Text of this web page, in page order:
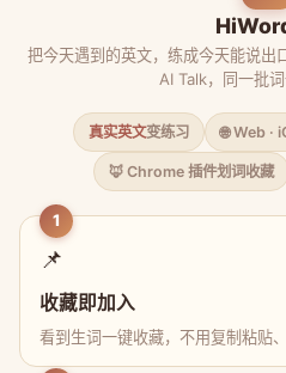
把今天遇到的英文，练成今天能说
AI Talk，同一批词
真实英文变练习 🌐 Web ·
🦊 Chrome 插件划词收藏
1
📌
收藏即加入
看到生词一键收藏，不用复制粘贴